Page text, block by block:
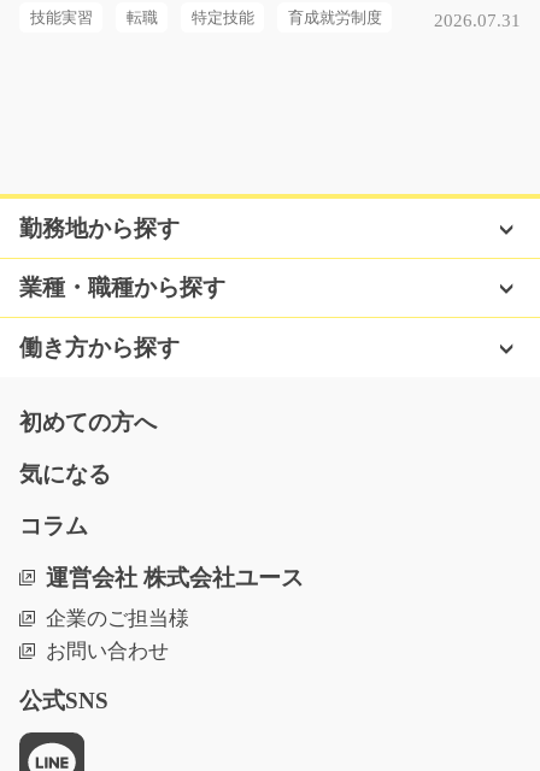
神奈川県愛甲郡愛川町
土日祝◎駅から歩いていける！実務経験が活かせるお仕
事です！リーチフォー…
長期（3ヶ月以上）
時給1300円
東京都大田区
メタル加工の機械オペレーター/y02_01601
【群馬総社駅×機械オペレーター】 最寄り駅から徒歩で
の通勤もOK！ もち…
長期（3ヶ月以上）
群馬県前橋市
技能実習 転職 特定技能 育成就労制度 2026.07.31
勤務地から探す
業種・職種から探す
働き方から探す
初めての方へ
気になる
コラム
運営会社 株式会社ユース
企業のご担当様
お問い合わせ
公式SNS